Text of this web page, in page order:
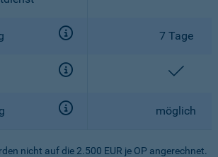
7 Tage
möglich
nicht auf die 2.500 EUR je OP angerechnet.